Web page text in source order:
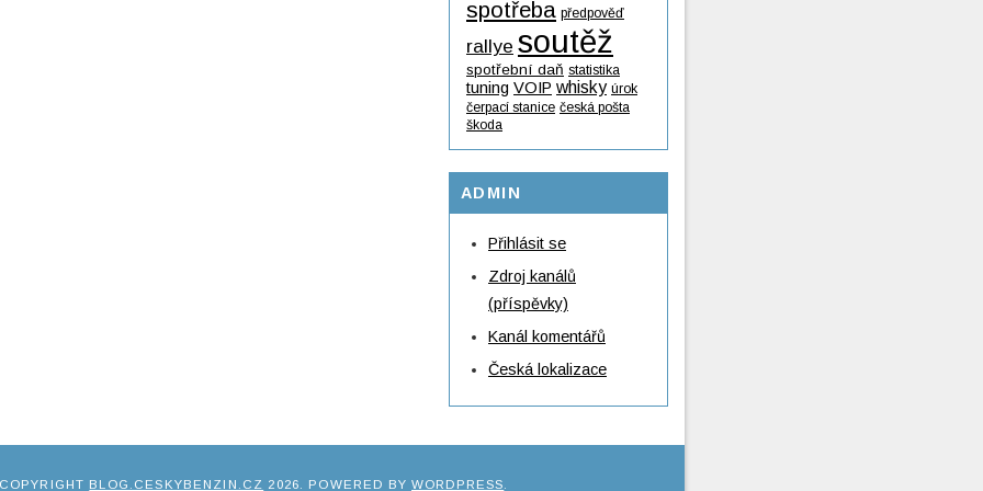
spotřeba předpověď
rallye soutěž
spotřební daň statistika
tuning VOIP whisky úrok
čerpací stanice česká pošta
škoda
ADMIN
Přihlásit se
Zdroj kanálů
(příspěvky)
Kanál komentářů
Česká lokalizace
BLOG.CESKYBENZIN.CZ 2026 . POWERED BY WORDPRESS